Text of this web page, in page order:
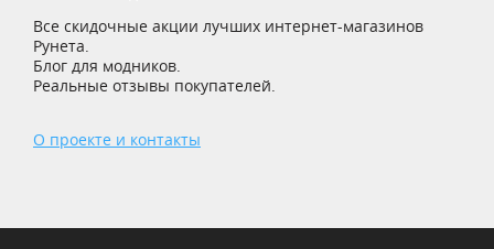
Все скидочные акции лучших интернет-магазинов
Рунета.
Блог для модников.
Реальные отзывы покупателей.
О проекте и контакты